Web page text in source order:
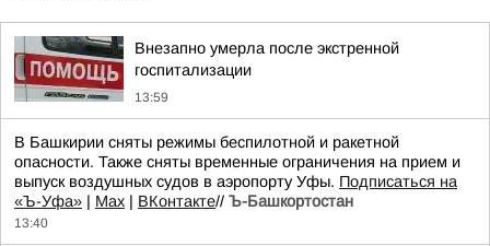
Внезапно умерла после экстренной
госпитализации
13:59
В Башкирии сняты режимы беспилотной и ракетной
опасности. Также сняты временные ограничения на прием и
выпуск воздушных судов в аэропорту Уфы. Подписаться на
«Ъ-Уфа» | Max | ВКонтакте// Ъ-Башкортостан
13:40